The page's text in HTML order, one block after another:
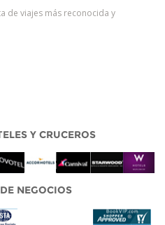
de viajes más reconocida y
Y CRUCEROS
NEGOCIOS